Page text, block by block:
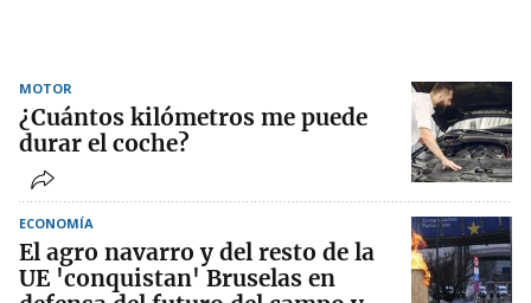
MOTOR
¿Cuántos kilómetros me puede
durar el coche?
ECONOMÍA
El agro navarro y del resto de la
UE 'conquistan' Bruselas en